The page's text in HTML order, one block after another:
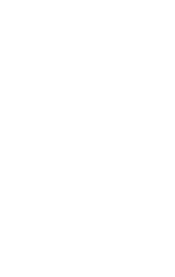
Piekary
polnischen
vor den Pfingstferien